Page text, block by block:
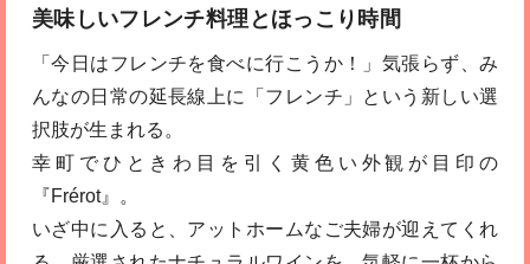
美味しいフレンチ料理とほっこり時間
「今日はフレンチを食べに行こうか！」気張らず、み
んなの日常の延長線上に「フレンチ」という新しい選
択肢が生まれる。
幸町でひときわ目を引く黄色い外観が目印の
『Frérot』。
いざ中に入ると、アットホームなご夫婦が迎えてくれ